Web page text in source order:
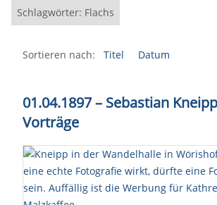
Schlagwörter: Flachs
Sortieren nach: Titel Datum
01.04.1897 – Sebastian
Vorträge